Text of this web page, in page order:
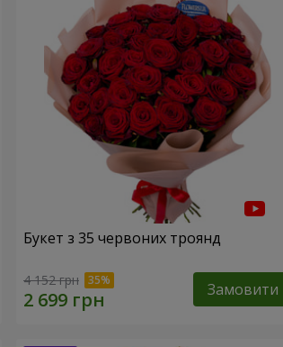
Букет з 35 червоних троянд
4 152 грн Замовити